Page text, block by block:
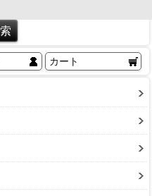
カート